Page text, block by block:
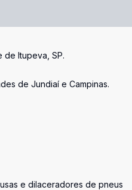
de Itupeva, SP.
de Jundiaí e Campinas.
e dilaceradores de pneus